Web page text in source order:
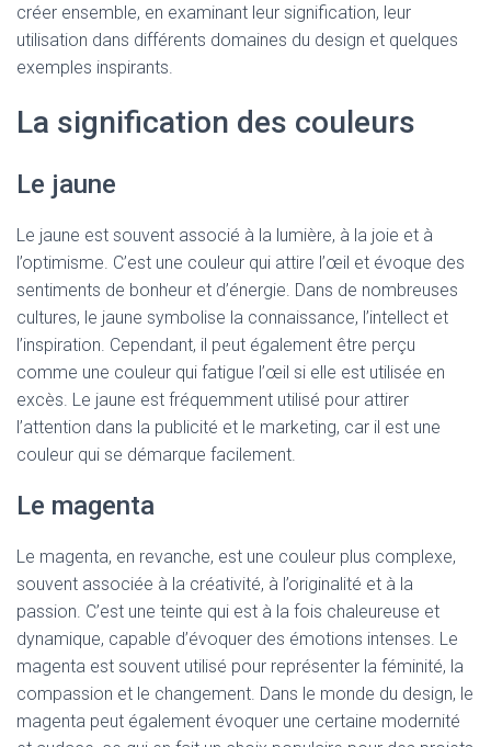
créer ensemble, en examinant leur signification, leur
utilisation dans différents domaines du design et quelques
exemples inspirants.
La signification des couleurs
Le jaune
Le jaune est souvent associé à la lumière, à la joie et à
l’optimisme. C’est une couleur qui attire l’œil et évoque des
sentiments de bonheur et d’énergie. Dans de nombreuses
cultures, le jaune symbolise la connaissance, l’intellect et
l’inspiration. Cependant, il peut également être perçu
comme une couleur qui fatigue l’œil si elle est utilisée en
excès. Le jaune est fréquemment utilisé pour attirer
l’attention dans la publicité et le marketing, car il est une
couleur qui se démarque facilement.
Le magenta
Le magenta, en revanche, est une couleur plus complexe,
souvent associée à la créativité, à l’originalité et à la
passion. C’est une teinte qui est à la fois chaleureuse et
dynamique, capable d’évoquer des émotions intenses. Le
magenta est souvent utilisé pour représenter la féminité, la
compassion et le changement. Dans le monde du design, le
magenta peut également évoquer une certaine modernité